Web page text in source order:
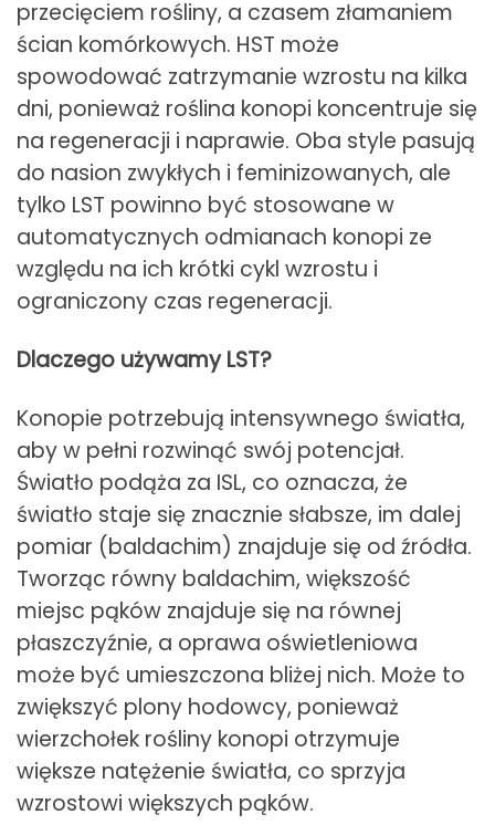
przecięciem rośliny, a czasem złamaniem
ścian komórkowych. HST może
spowodować zatrzymanie wzrostu na kilka
dni, ponieważ roślina konopi koncentruje się
na regeneracji i naprawie. Oba style pasują
do nasion zwykłych i feminizowanych, ale
tylko LST powinno być stosowane w
automatycznych odmianach konopi ze
względu na ich krótki cykl wzrostu i
ograniczony czas regeneracji.
Dlaczego używamy LST?
Konopie potrzebują intensywnego światła,
aby w pełni rozwinąć swój potencjał.
Światło podąża za ISL, co oznacza, że
światło staje się znacznie słabsze, im dalej
pomiar (baldachim) znajduje się od źródła.
Tworząc równy baldachim, większość
miejsc pąków znajduje się na równej
płaszczyźnie, a oprawa oświetleniowa
może być umieszczona bliżej nich. Może to
zwiększyć plony hodowcy, ponieważ
wierzchołek rośliny konopi otrzymuje
większe natężenie światła, co sprzyja
wzrostowi większych pąków.